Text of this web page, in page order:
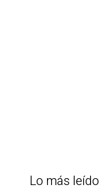
Lo más leído